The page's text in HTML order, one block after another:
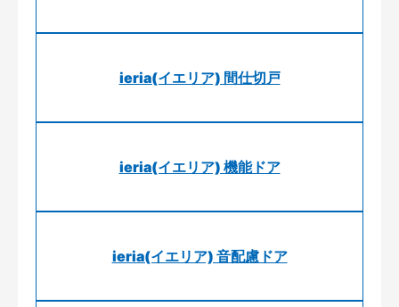
ieria(イエリア) 間仕切戸
ieria(イエリア) 機能ドア
ieria(イエリア) 音配慮ドア